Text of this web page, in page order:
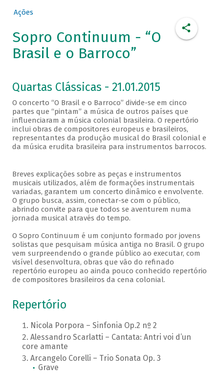
Ações
Sopro Continuum - “O
Brasil e o Barroco”
Quartas Clássicas - 21.01.2015
O concerto “O Brasil e o Barroco” divide-se em cinco
partes que “pintam” a música de outros países que
influenciaram a música colonial brasileira. O repertório
inclui obras de compositores europeus e brasileiros,
representantes da produção musical do Brasil colonial e
da música erudita brasileira para instrumentos barrocos.
Breves explicações sobre as peças e instrumentos
musicais utilizados, além de formações instrumentais
variadas, garantem um concerto dinâmico e envolvente.
O grupo busca, assim, conectar-se com o público,
abrindo convite para que todos se aventurem numa
jornada musical através do tempo.
O Sopro Continuum é um conjunto formado por jovens
solistas que pesquisam música antiga no Brasil. O grupo
vem surpreendendo o grande público ao executar, com
visível desenvoltura, obras que vão do refinado
repertório europeu ao ainda pouco conhecido repertório
de compositores brasileiros da cena colonial.
Repertório
Nicola Porpora – Sinfonia Op.2 nº 2
Alessandro Scarlatti – Cantata: Antri voi d’un
core amante
Arcangelo Corelli – Trio Sonata Op. 3
Grave